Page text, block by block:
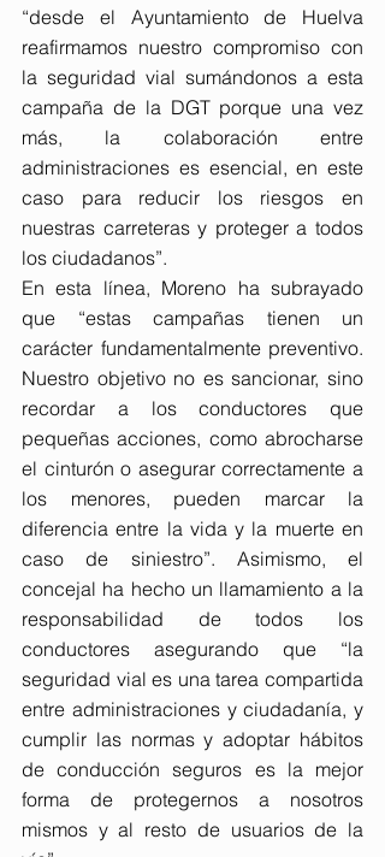
“desde el Ayuntamiento de Huelva
reafirmamos nuestro compromiso con
la seguridad vial sumándonos a esta
campaña de la DGT porque una vez
más, la colaboración entre
administraciones es esencial, en este
caso para reducir los riesgos en
nuestras carreteras y proteger a todos
los ciudadanos”.
En esta línea, Moreno ha subrayado
que “estas campañas tienen un
carácter fundamentalmente preventivo.
Nuestro objetivo no es sancionar, sino
recordar a los conductores que
pequeñas acciones, como abrocharse
el cinturón o asegurar correctamente a
los menores, pueden marcar la
diferencia entre la vida y la muerte en
caso de siniestro”. Asimismo, el
concejal ha hecho un llamamiento a la
responsabilidad de todos los
conductores asegurando que “la
seguridad vial es una tarea compartida
entre administraciones y ciudadanía, y
cumplir las normas y adoptar hábitos
de conducción seguros es la mejor
forma de protegernos a nosotros
mismos y al resto de usuarios de la